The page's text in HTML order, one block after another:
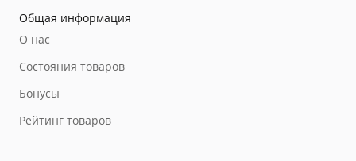
Общая информация
О нас
Состояния товаров
Бонусы
Рейтинг товаров